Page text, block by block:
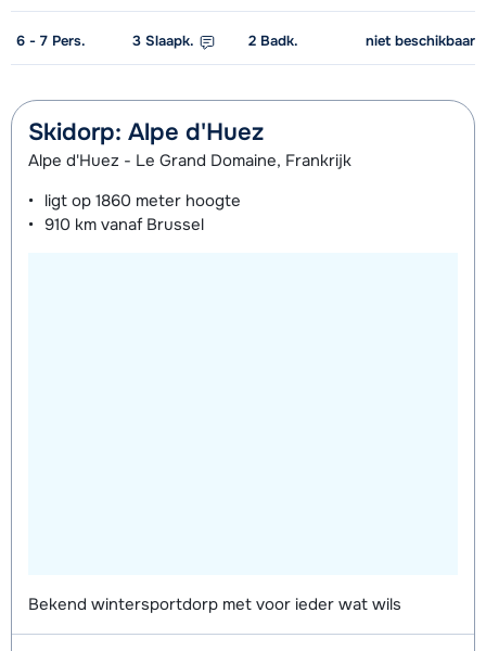
6 - 7 Pers. 3 Slaapk. 2 Badk. niet beschikbaar
Skidorp: Alpe d'Huez
Alpe d'Huez - Le Grand Domaine, Frankrijk
ligt op 1860 meter hoogte
910 km vanaf Brussel
Bekend wintersportdorp met voor ieder wat wils